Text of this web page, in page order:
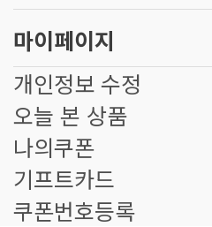
마이페이지
개인정보 수정
오늘 본 상품
나의쿠폰
기프트카드
쿠폰번호등록